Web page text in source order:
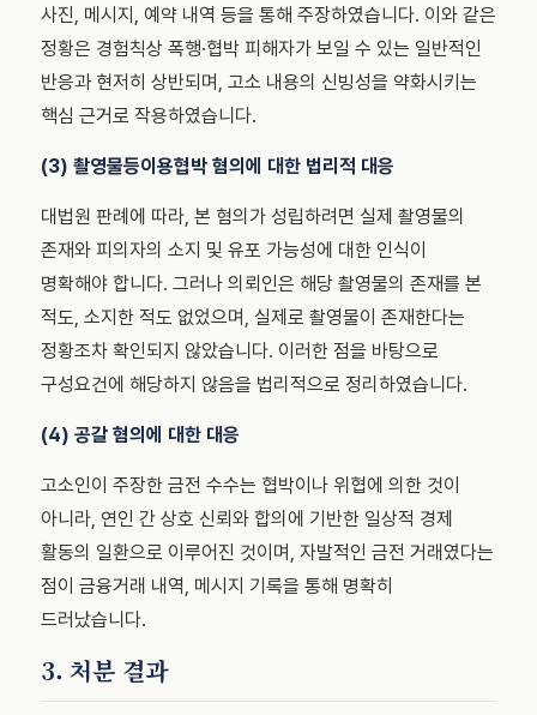
사진, 메시지, 예약 내역 등을 통해 주장하였습니다. 이와 같은
정황은 경험칙상 폭행·협박 피해자가 보일 수 있는 일반적인
반응과 현저히 상반되며, 고소 내용의 신빙성을 약화시키는
핵심 근거로 작용하였습니다.
(3) 촬영물등이용협박 혐의에 대한 법리적 대응
대법원 판례에 따라, 본 혐의가 성립하려면 실제 촬영물의
존재와 피의자의 소지 및 유포 가능성에 대한 인식이
명확해야 합니다. 그러나 의뢰인은 해당 촬영물의 존재를 본
적도, 소지한 적도 없었으며, 실제로 촬영물이 존재한다는
정황조차 확인되지 않았습니다. 이러한 점을 바탕으로
구성요건에 해당하지 않음을 법리적으로 정리하였습니다.
(4) 공갈 혐의에 대한 대응
고소인이 주장한 금전 수수는 협박이나 위협에 의한 것이
아니라, 연인 간 상호 신뢰와 합의에 기반한 일상적 경제
활동의 일환으로 이루어진 것이며, 자발적인 금전 거래였다는
점이 금융거래 내역, 메시지 기록을 통해 명확히
드러났습니다.
3. 처분 결과